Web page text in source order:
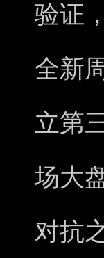
验证
全新
立第
场大
对抗